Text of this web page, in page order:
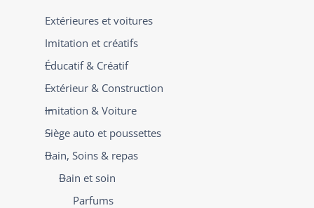
Extérieures et voitures
Imitation et créatifs
Éducatif & Créatif
Extérieur & Construction
Imitation & Voiture
Siège auto et poussettes
Bain, Soins & repas
Bain et soin
Parfums